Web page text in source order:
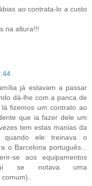
ao contrata-lo a custo
na altura!!!
já estavam a passar
dá-lhe com a panca de
fizemos um contrato ao
que ia fazer dele um
tem estas manias da
quando ele treinava o
o Barcelona português...
se aos equipamentos
se notava uma